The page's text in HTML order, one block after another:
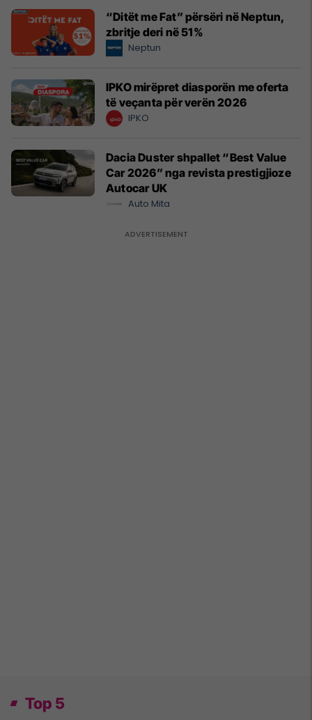
“Ditët me Fat” përsëri në Neptun,
zbritje deri në 51%
Neptun
IPKO mirëpret diasporën me oferta
të veçanta për verën 2026
IPKO
Dacia Duster shpallet “Best Value
Car 2026” nga revista prestigjioze
Autocar UK
Auto Mita
Top 5